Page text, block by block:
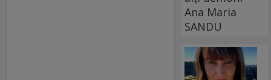
Ana Maria
SANDU